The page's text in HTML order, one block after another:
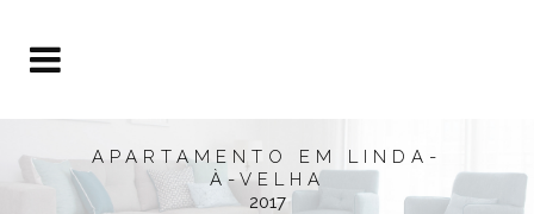
APARTAMENTO EM LINDA-
À-VELHA
2017